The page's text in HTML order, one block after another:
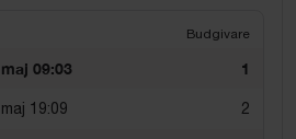
Budgivare
09:03 1
19:09 2